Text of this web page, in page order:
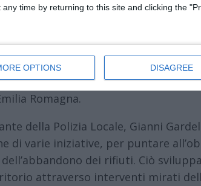
any time by returning to this site and clicking the
OPTIONS DISAGREE
Romagna.
della Polizia Locale, Gianni
di varie iniziative, per puntare
dei rifiuti. Ciò
attraverso interventi mirati